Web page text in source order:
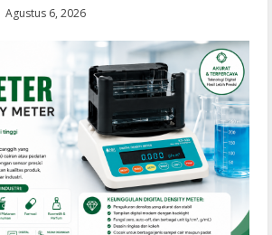
Agustus 6, 2026